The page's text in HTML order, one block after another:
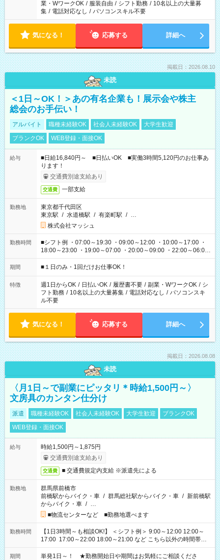
業・WワークOK / 服装自由 / シフト勤務 / 10名以上の大量募
集 / 電話対応なし / パソコンスキル不要
気になる！ 応募する 詳細へ
掲載日：2026.08.10
未読
＜1日～OK！＞あの有名企業も！展示会や株主
総会のお手伝い！
アルバイト 職種未経験OK 社会人未経験OK
大学生歓迎
ブランクOK
WEB登録・面接OK
給与
■日給16,840円～ ■日払いOK ■実働3時間5,120円のお仕事あ
ります！
交通費別途支給あり
交通費 一部支給
勤務地
東京都千代田区
東京駅 / 水道橋駅 / 有楽町駅 / …
株式会社マッシュ
勤務時間
■シフト例 ・07:00～19:30 ・09:00～12:00 ・10:00～17:00 ・
18:00～23:00 ・19:00～07:00 ・20:00～09:00 ・22:00～06:00
etc ★最短で3時間で5,120円のお仕事から 15時間で2万円近く稼
げるお仕事も！ ご希望のお時間に合わせてご紹介！ ※シフトは
ください！
期間 ■１日のみ・1回だけお仕事OK！
特徴 週1日からOK / 日払いOK / 履歴書不要 / 副業・WワークOK / シ
フト勤務 / 10名以上の大量募集 / 電話対応なし / パソコンスキ
ル不要
気になる！ 応募する 詳細へ
掲載日：2026.08.08
未読
〈月1日～で副業にピッタリ＊時給1,500円～〉
文房具のカンタン仕分け
派遣 職種未経験OK 社会人未経験OK 大学生歓迎
ブランクOK
WEB登録・面接OK
給与
時給1,500円～1,875円
交通費別途支給あり
交通費 ■ 交通費規定内支給 ※派遣先による
勤務地
群馬県前橋市
前橋駅からバイク・車 / 群馬総社駅からバイク・車 / 新前橋駅
からバイク・車 / …
■物流センターなど ■勤務地選べます
勤務時間
【1日3時間～も相談OK!】 ＜シフト例＞ 9:00～12:00 12:00～
17:00 17:00～22:00 18:00～21:00 など こちら以外の時間帯も
お気軽にご相談ください！
期間
単発1日～！ ★勤務開始日や期間はお気軽にご相談くださ